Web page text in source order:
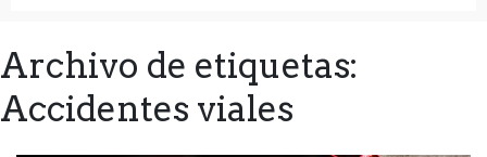
Archivo de etiquetas:
Accidentes viales